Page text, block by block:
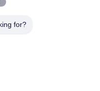
for?